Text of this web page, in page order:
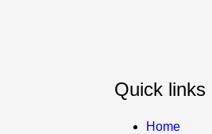
Quick links
Home